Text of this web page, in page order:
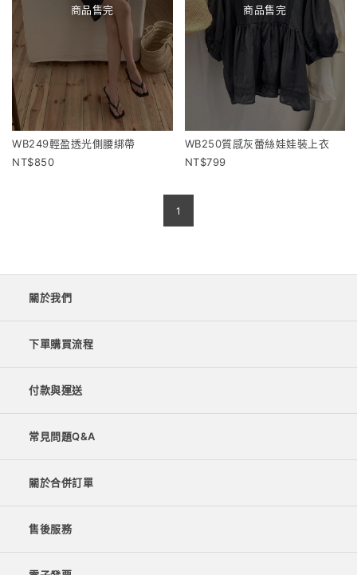
商品售完
WB249輕盈透光側腰綁帶
850
商品售完
WB250質感灰蕾絲娃娃裝上衣
799
1
關於我們
下單購買流程
付款與運送
常見問題Q&A
關於合併訂單
售後服務